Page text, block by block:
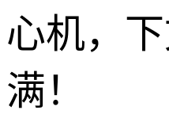
心机，
满！